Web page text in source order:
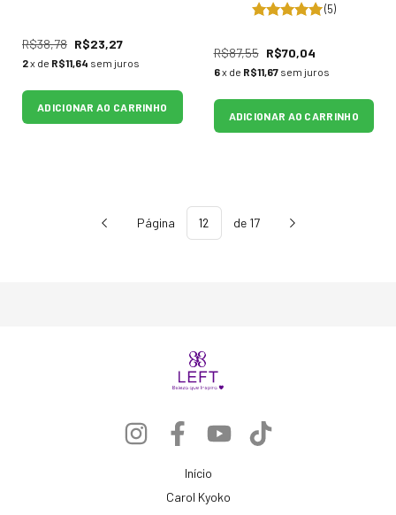
R$38,78 R$23,27
2x de R$11,64 sem juros
ADICIONAR AO CARRINHO
(5)
R$87,55 R$70,04
6x de R$11,67 sem juros
ADICIONAR AO CARRINHO
Página de 17
Início
Carol Kyoko